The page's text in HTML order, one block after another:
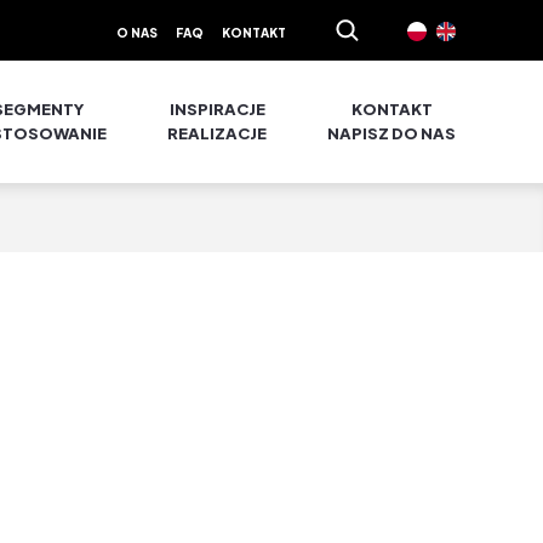
O NAS FAQ KONTAKT
INSPIRACJE
REALIZACJE
KONTAKT
NAPISZ DO NAS